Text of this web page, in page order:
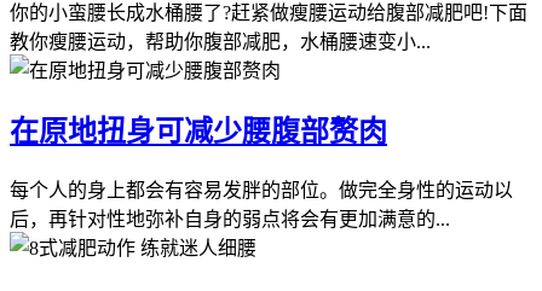
你的小蛮腰长成水桶腰了?赶紧做瘦腰运动给腹部减肥吧!下面
教你瘦腰运动，帮助你腹部减肥，水桶腰速变小...
在原地扭身可减少腰腹部赘肉
每个人的身上都会有容易发胖的部位。做完全身性的运动以
后，再针对性地弥补自身的弱点将会有更加满意的...